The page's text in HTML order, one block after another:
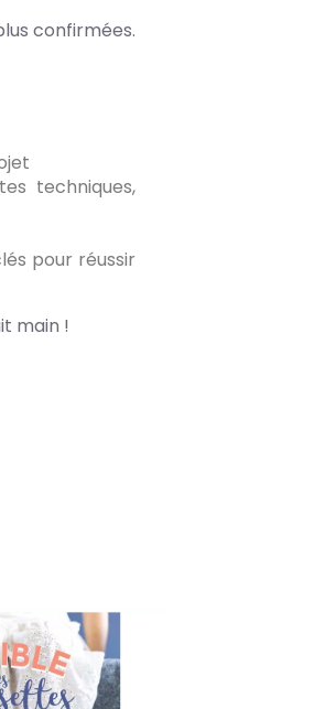
confirmées.
techniques,
pour réussir
main !